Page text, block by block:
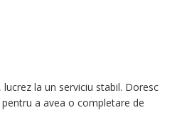
la un serviciu stabil. Doresc
a avea o completare de